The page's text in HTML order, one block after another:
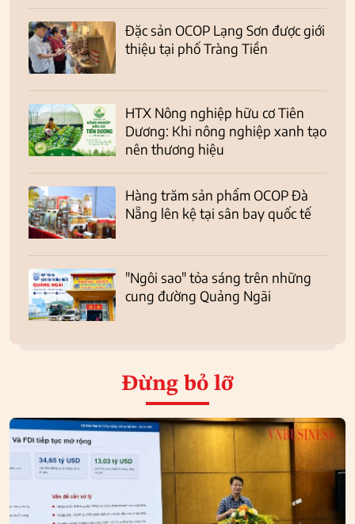
Đặc sản OCOP Lạng Sơn được giới
thiệu tại phố Tràng Tiền
HTX Nông nghiệp hữu cơ Tiên
Dương: Khi nông nghiệp xanh tạo
nên thương hiệu
Hàng trăm sản phẩm OCOP Đà
Nẵng lên kệ tại sân bay quốc tế
"Ngôi sao" tỏa sáng trên những
cung đường Quảng Ngãi
Đừng bỏ lỡ